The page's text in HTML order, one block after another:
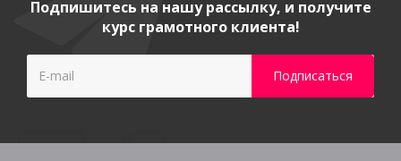
Подпишитесь на нашу рассылку, и получите
курс грамотного клиента!